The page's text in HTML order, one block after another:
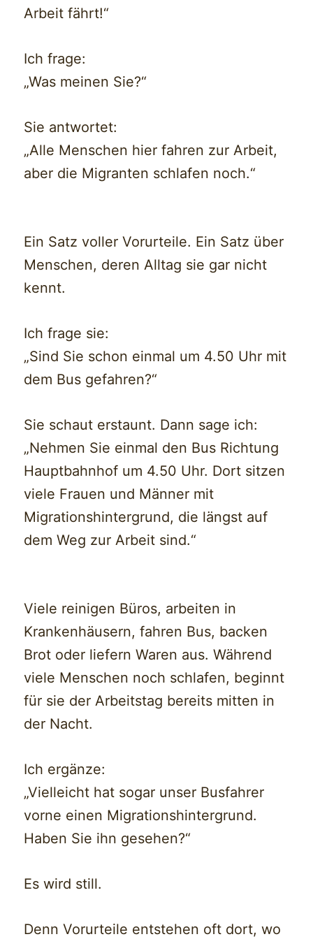
Arbeit fährt!“
Ich frage:
„Was meinen Sie?“
Sie antwortet:
„Alle Menschen hier fahren zur Arbeit,
aber die Migranten schlafen noch.“
Ein Satz voller Vorurteile. Ein Satz über
Menschen, deren Alltag sie gar nicht
kennt.
Ich frage sie:
„Sind Sie schon einmal um 4.50 Uhr mit
dem Bus gefahren?“
Sie schaut erstaunt. Dann sage ich:
„Nehmen Sie einmal den Bus Richtung
Hauptbahnhof um 4.50 Uhr. Dort sitzen
viele Frauen und Männer mit
Migrationshintergrund, die längst auf
dem Weg zur Arbeit sind.“
Viele reinigen Büros, arbeiten in
Krankenhäusern, fahren Bus, backen
Brot oder liefern Waren aus. Während
viele Menschen noch schlafen, beginnt
für sie der Arbeitstag bereits mitten in
der Nacht.
Ich ergänze:
„Vielleicht hat sogar unser Busfahrer
vorne einen Migrationshintergrund.
Haben Sie ihn gesehen?“
Es wird still.
Denn Vorurteile entstehen oft dort, wo